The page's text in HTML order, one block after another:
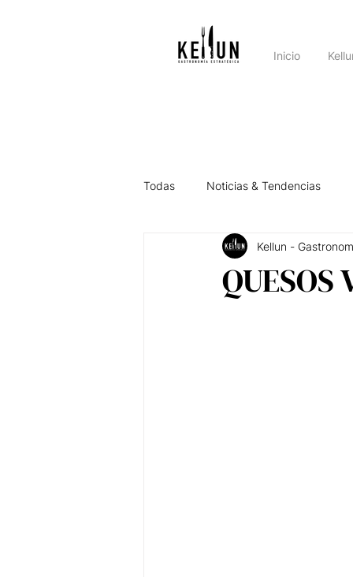
Inicio
Todas Noticias & Tendencias
Asesorando por el País
QUESOS
Kellun -